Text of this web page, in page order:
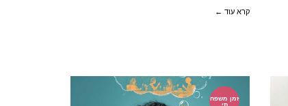
קרא עוד ←
זמן משפח
תי